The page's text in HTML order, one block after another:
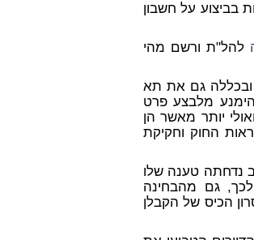
בביצוע על חשבון
להל"ת ורשם מהי
ובכללה גם את תא
מלבצע פרט
יותר מאשר הן
החוק וחקיקת
נדחתה טענה שלו
לכך, גם מהבחינה
הכיס של הקבלן